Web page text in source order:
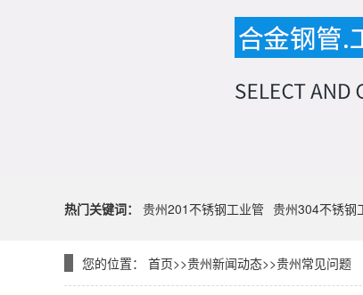
热门关键词： 贵州201不锈钢工业管 贵州304不锈钢
您的位置： 首页>>贵州新闻动态>>贵州常见问题